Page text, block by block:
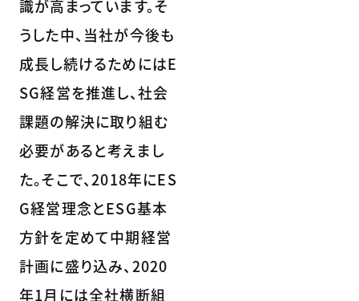
識が高まっています。そ
うした中、当社が今後も
成長し続けるためにはE
SG経営を推進し、社会
課題の解決に取り組む
必要があると考えまし
た。そこで、2018年にES
G経営理念とESG基本
方針を定めて中期経営
計画に盛り込み、2020
年1月には全社横断組